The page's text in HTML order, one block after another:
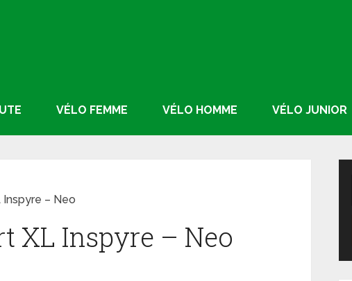
VÉLO FEMME VÉLO HOMME VÉLO JUNIOR
Inspyre – Neo
XL Inspyre – Neo